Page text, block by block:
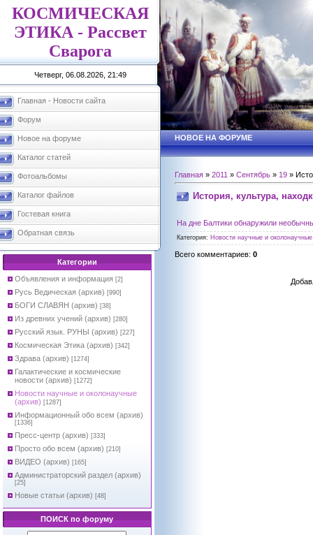
КОСМИЧЕСКАЯ
ЭТИКА - Рассвет
Сварога
Четверг, 06.08.2026, 21:49
Главная - Новости сайта
Форум
Новое на форуме
Каталог статей
Фотоальбомы
Каталог файлов
Гостевая книга
Обратная связь
Категории
Объявления и информация [2]
Русь Ведическая (архив) [990]
БОГИ СЛАВЯН (архив) [38]
Из древних учений (архив) [280]
Русский язык. РУНЫ (архив) [227]
Космическая Этика (архив) [342]
Здрава (архив) [1274]
Галактические и космические
новости (архив) [1272]
Новости научные и околонаучные
(архив) [1287]
Информационный обо всем (архив)
[1336]
Пресс-центр (архив) [333]
Просто обо всем (архив) [210]
ВИДЕО (архив) [165]
Администраторский раздел (архив)
[25]
Новые статьи (архив) [48]
ПОИСК по форуму
НОВОЕ НА ФОРУМЕ
Главная » 2011 » Сентябрь » 19 »
История, культура,
На дне Балтики обнаружили
Категория: Новости научные и
Всего комментариев: 0